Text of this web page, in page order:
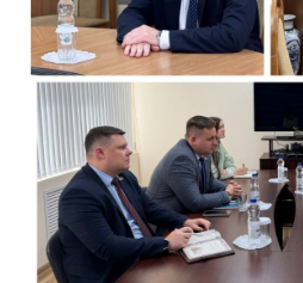
Горячая линия
Пресс-служба
Вышестоящий
государственный
орган
Важное на сайте
Сообщить о росте
цен